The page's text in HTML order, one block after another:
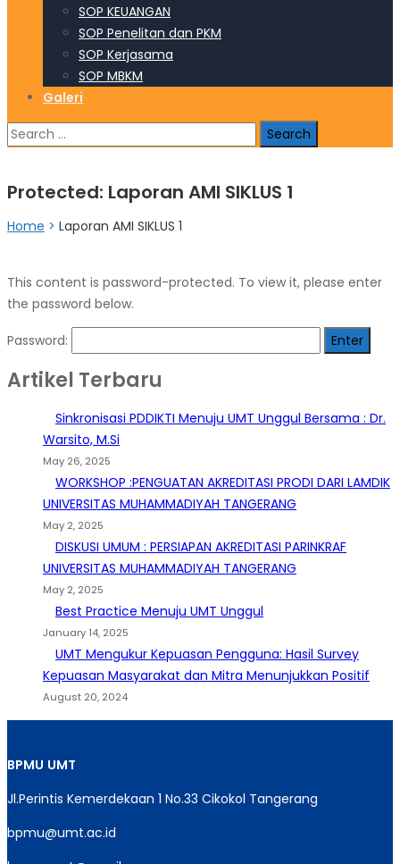
SOP KEUANGAN
SOP Penelitan dan PKM
SOP Kerjasama
SOP MBKM
Galeri
Search
for:
Protected: Laporan AMI SIKLUS 1
Home > Laporan AMI SIKLUS 1
This content is password-protected. To view it, please enter
the password below.
Password:
Artikel Terbaru
Sinkronisasi PDDIKTI Menuju UMT Unggul Bersama : Dr.
Warsito, M.Si
May 26, 2025
WORKSHOP :PENGUATAN AKREDITASI PRODI DARI LAMDIK
UNIVERSITAS MUHAMMADIYAH TANGERANG
May 2, 2025
DISKUSI UMUM : PERSIAPAN AKREDITASI PARINKRAF
UNIVERSITAS MUHAMMADIYAH TANGERANG
May 2, 2025
Best Practice Menuju UMT Unggul
January 14, 2025
UMT Mengukur Kepuasan Pengguna: Hasil Survey
Kepuasan Masyarakat dan Mitra Menunjukkan Positif
August 20, 2024
BPMU UMT
Jl.Perintis Kemerdekaan 1 No.33 Cikokol Tangerang
bpmu@umt.ac.id